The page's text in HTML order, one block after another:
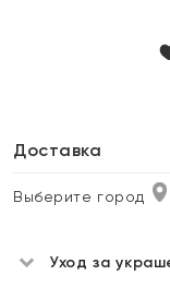
Доставка
Выберите город
Уход за